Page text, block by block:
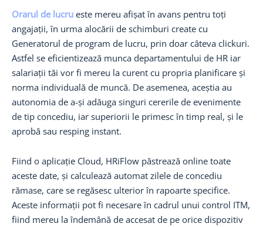
Orarul de lucru este mereu afișat în avans pentru toți
angajații, în urma alocării de schimburi create cu
Generatorul de program de lucru, prin doar câteva clickuri.
Astfel se eficientizează munca departamentului de HR iar
salariații tăi vor fi mereu la curent cu propria planificare și
norma individuală de muncă. De asemenea, aceștia au
autonomia de a-și adăuga singuri cererile de evenimente
de tip concediu, iar superiorii le primesc în timp real, și le
aprobă sau resping instant.
Fiind o aplicație Cloud, HRiFlow păstrează online toate
aceste date, și calculează automat zilele de concediu
rămase, care se regăsesc ulterior în rapoarte specifice.
Aceste informații pot fi necesare în cadrul unui control ITM,
fiind mereu la îndemână de accesat de pe orice dispozitiv